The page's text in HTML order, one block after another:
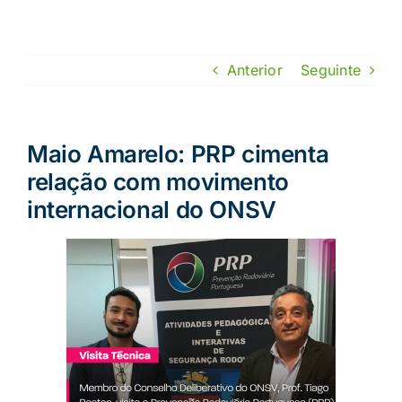
Anterior Seguinte
Maio Amarelo: PRP cimenta
relação com movimento
internacional do ONSV